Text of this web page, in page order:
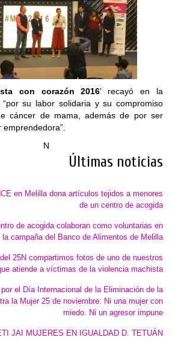
con corazón 2016’ recayó en la
su labor solidaria y su compromiso
cáncer de mama, además de por ser
N
Últimas noticias
en Melilla dona artículos tejidos a menores
de un centro de acogida
de acogida colaboran como voluntarias en
la campaña del Banco de Alimentos de Melilla
25N compartimos fotos de uno de nuestros
atiende a víctimas de la violencia machista
el Día Internacional de la Eliminación de la
la Mujer 25 de noviembre: Ni una mujer con
miedo. Ni un agresor impune
JAI MUJERES EN IGUALDAD D. TETUÁN